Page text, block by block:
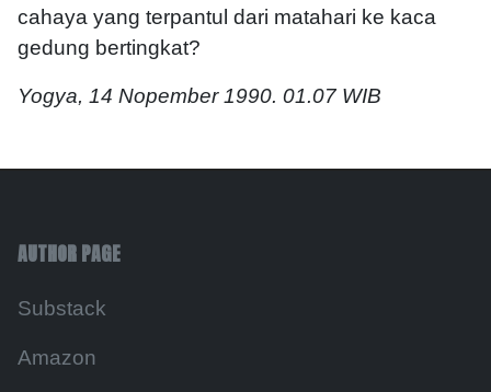
cahaya yang terpantul dari matahari ke kaca
gedung bertingkat?
Yogya, 14 Nopember 1990. 01.07 WIB
AUTHOR PAGE
Substack
Amazon